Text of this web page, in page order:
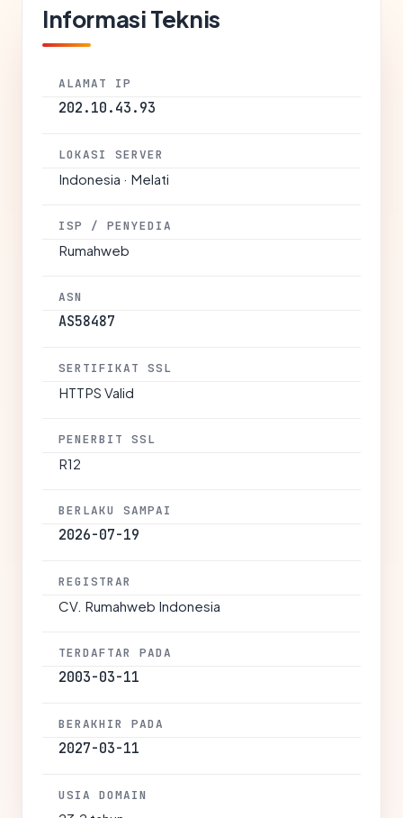
Informasi Teknis
ALAMAT IP
202.10.43.93
LOKASI SERVER
Indonesia · Melati
ISP / PENYEDIA
Rumahweb
ASN
AS58487
SERTIFIKAT SSL
HTTPS Valid
PENERBIT SSL
R12
BERLAKU SAMPAI
2026-07-19
REGISTRAR
CV. Rumahweb Indonesia
TERDAFTAR PADA
2003-03-11
BERAKHIR PADA
2027-03-11
USIA DOMAIN